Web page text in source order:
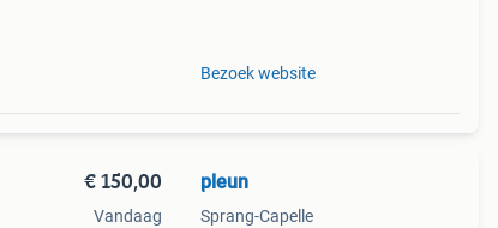
Bezoek website
€ 150,00
Vandaag
pleun
Sprang-Capelle